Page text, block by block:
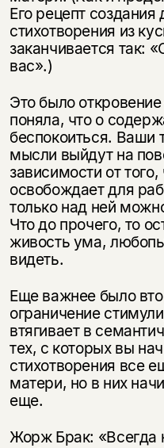
Его рецепт создания
стихотворения из
заканчивается так:
вас».)
Это было
поняла, что о
беспокоиться. Ваши
мысли выйдут на
зависимости от
освобождает для
только над ней
Что до прочего, то
живость ума,
видеть.
Еще важнее было
ограничение
втягивает в
тех, с которых вы
стихотворения все
матери, но в них
еще.
Жорж Брак: «Всегда